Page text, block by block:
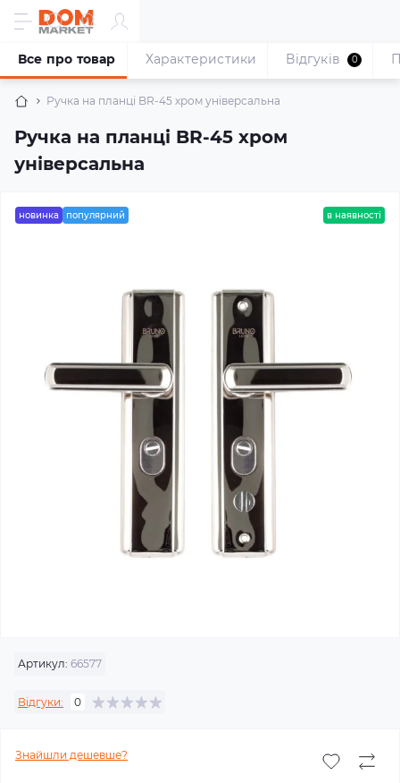
Ручка на планці BR-45 хром універсальна
Ручка на планці BR-45 хром
універсальна
Все про товар Характеристики Відгуків 0
новинка популярний в наявності
Артикул: 66577
Відгуки: 0
Знайшли дешевше?